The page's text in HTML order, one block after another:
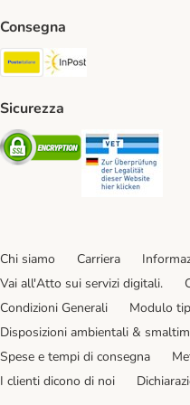
Consegna
Poste Italiane. Shipping
Sicurezza
Security
Chi siamo Carriera
Vai all'Atto sui servizi digitali.
Condizioni Generali
Modulo
Disposizioni ambientali &
Spese e tempi di consegna
I clienti dicono di noi